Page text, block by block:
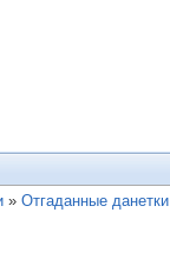
» Отгаданные данетки